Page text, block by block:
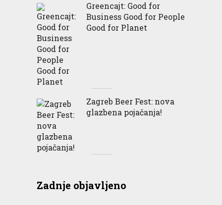
Greencajt: Good for
Business Good for People
Good for Planet
Zagreb Beer Fest: nova
glazbena pojačanja!
Zadnje objavljeno